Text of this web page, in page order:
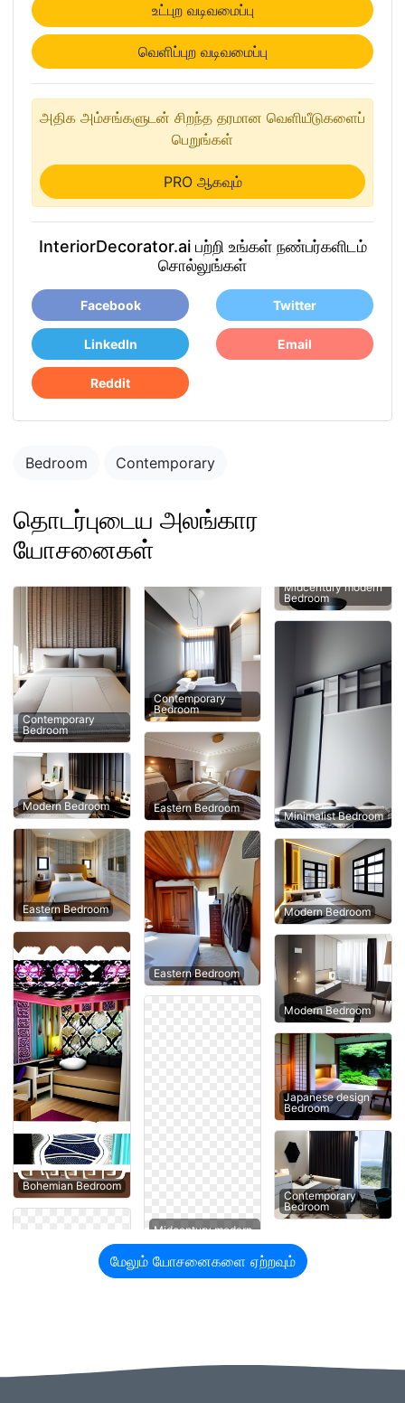
உட்புற வடிவமைப்பு
வெளிப்புற வடிவமைப்பு
அதிக அம்சங்களுடன் சிறந்த தரமான வெளியீடுகளைப்
பெறுங்கள்
PRO ஆகவும்
InteriorDecorator.ai பற்றி உங்கள் நண்பர்களிடம்
சொல்லுங்கள்
Facebook Twitter
LinkedIn Email
Reddit
Bedroom Contemporary
தொடர்புடைய அலங்கார
யோசனைகள்
Contemporary
Bedroom
Modern Bedroom
Eastern Bedroom
Bohemian Bedroom
Contemporary
Bedroom
Eastern Bedroom
Eastern Bedroom
Midcentury modern
Bedroom
Minimalist Bedroom
Modern Bedroom
Modern Bedroom
Japanese design
Bedroom
Contemporary
Bedroom
மேலும் யோசனைகளை ஏற்றவும்